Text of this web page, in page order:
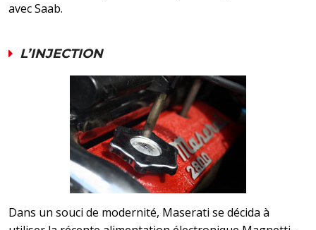
avec Saab.
L’INJECTION
Dans un souci de modernité, Maserati se décida à